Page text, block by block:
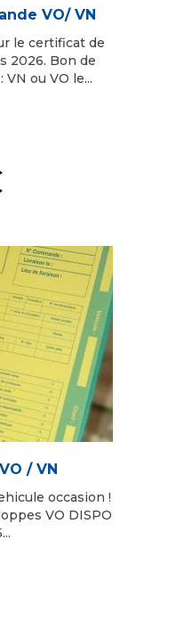
VO/ VN
le certificat de
2026. Bon de
ou VO le...
/ VN
occasion !
VO DISPO